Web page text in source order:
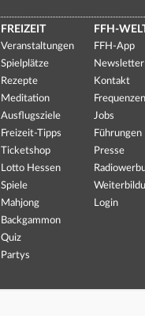
FREIZEIT
Veranstaltungen
Spielplätze
Rezepte
Meditation
Ausflugsziele
Freizeit-Tipps
Ticketshop
Lotto Hessen
Spiele
Mahjong
Backgammon
Quiz
Partys
FFH-
FFH-App
Newsletter
Kontakt
Frequenzen
Jobs
Führungen
Presse
Login